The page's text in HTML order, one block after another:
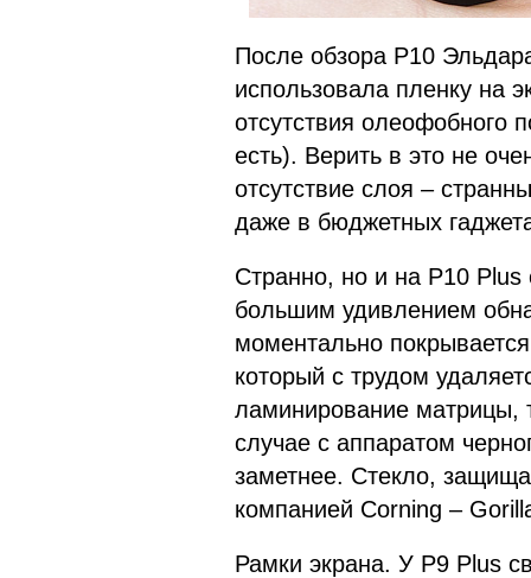
После обзора P10
использовала пленку на
отсутствия олеофобного
есть). Верить в это не
отсутствие слоя –
даже в бюджетных
Странно, но и на P10 Plus
большим удивлением
моментально
который с трудом
ламинирование матрицы,
случае с аппаратом
заметнее. Стекло,
компанией Corning –
Рамки экрана. У P9 Plus